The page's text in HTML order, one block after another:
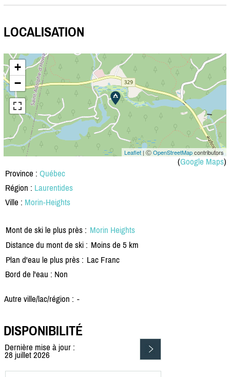
LOCALISATION
+
−
Leaflet| ⒸOpenStreetMapcontributors
(Google Maps)
Province : Québec
Région : Laurentides
Ville : Morin-Heights
Mont de ski le plus près : Morin Heights
Distance du mont de ski : Moins de 5 km
Plan d'eau le plus près : Lac Franc
Bord de l'eau : Non
Autre ville/lac/région : -
DISPONIBILITÉ
Dernière mise à jour :
28 juillet 2026